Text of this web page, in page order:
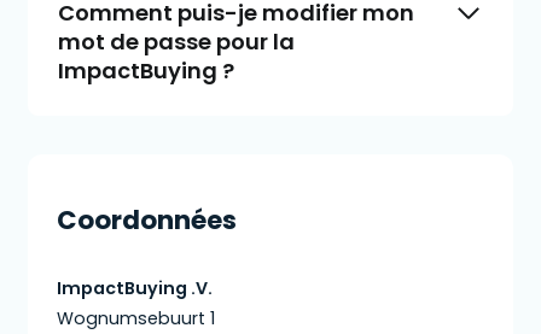
Comment puis-je modifier mon
mot de passe pour la
ImpactBuying ?
Coordonnées
ImpactBuying .V.
Wognumsebuurt 1